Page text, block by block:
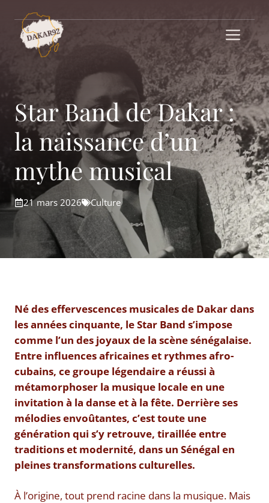
contenu
Star Band de Dakar :
la naissance d’un
mythe musical
21 mars 2026 Culture
Né des effervescences musicales de Dakar dans
les années cinquante, le Star Band s’impose
comme l’un des joyaux de la scène sénégalaise.
Entre influences africaines et rythmes afro-
cubains, ce groupe légendaire a réussi à
métamorphoser la musique locale en une
invitation à la danse et à la fête. Derrière ses
mélodies envoûtantes, c’est toute une
génération qui s’y retrouve, tiraillée entre
traditions et modernité, dans un Sénégal en
pleines transformations culturelles.
À l’origine, tout prend racine dans la musique. Mais